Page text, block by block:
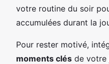
votre routine du soir
accumulées durant la
Pour rester motivé,
moments clés de votre